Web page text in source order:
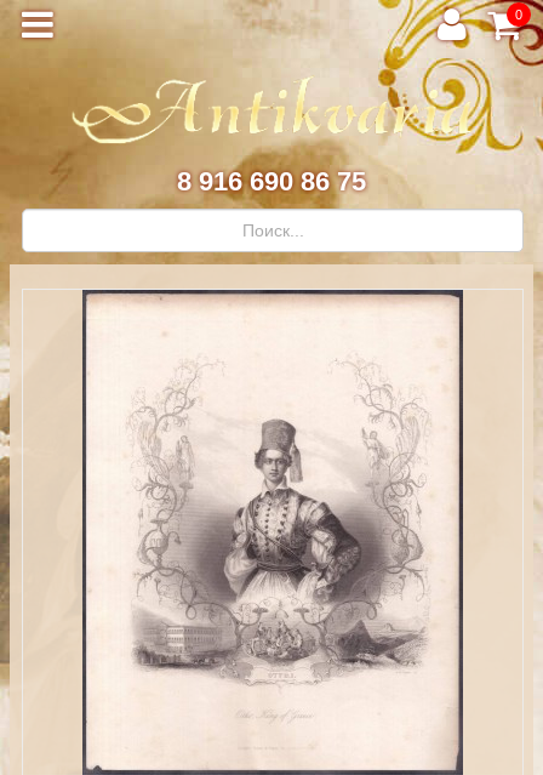
0
8 916 690 86 75